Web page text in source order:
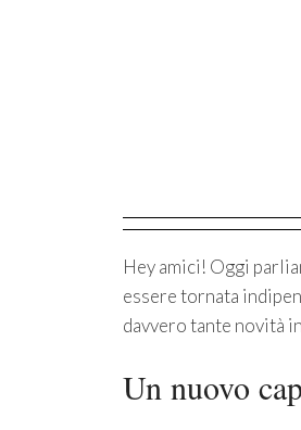
Hey amici! Oggi
essere tornata
davvero tante novità
Un nuovo